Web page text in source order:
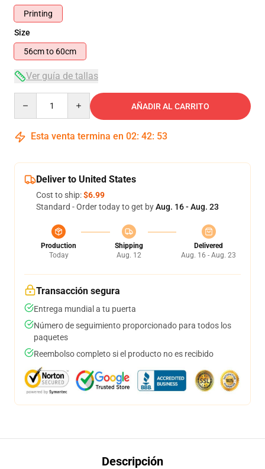
Printing
Size
56cm to 60cm
Ver guía de tallas
AÑADIR AL CARRITO
Esta venta termina en 02: 42: 53
Deliver to United States
Cost to ship:$6.99
Standard - Order today to get byAug. 16 - Aug. 23
Production
Today
Shipping
Aug. 12
Delivered
Aug. 16 - Aug. 23
Transacción segura
Entrega mundial a tu puerta
Número de seguimiento proporcionado para todos los
paquetes
Reembolso completo si el producto no es recibido
Descripción